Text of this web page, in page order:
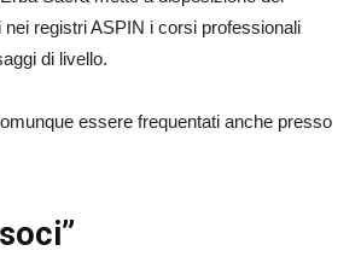
registri ASPIN i corsi professionali
di livello.
essere frequentati anche presso